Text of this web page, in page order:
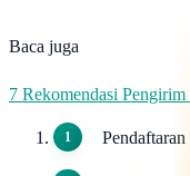
Baca juga
7 Rekomendasi